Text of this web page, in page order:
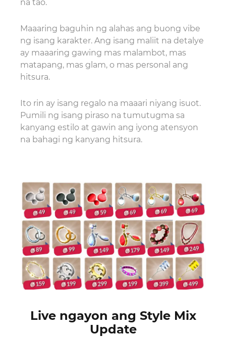
na tao.
Maaaring baguhin ng alahas ang buong vibe
ng isang karakter. Ang isang maliit na detalye
ay maaaring gawing mas malambot, mas
matapang, mas glam, o mas personal ang
hitsura.
Ito rin ay isang regalo na maaari niyang isuot.
Pumili ng isang piraso na tumutugma sa
kanyang estilo at gawin ang iyong atensyon
na bahagi ng kanyang hitsura.
Live ngayon ang Style Mix
Update